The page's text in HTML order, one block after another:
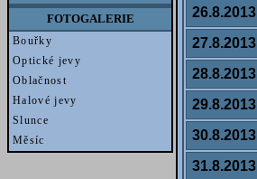
FOTOGALERIE
Bouřky
Optické jevy
Oblačnost
Halové jevy
Slunce
Měsíc
26.8.2013
27.8.2013
28.8.2013
29.8.2013
30.8.2013
31.8.2013